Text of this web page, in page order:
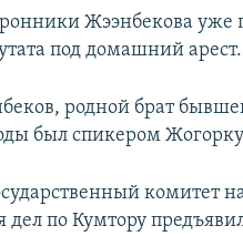
Жээнбекова уже
под домашний арест.
родной брат
был спикером
комитет
дел по Кумтору